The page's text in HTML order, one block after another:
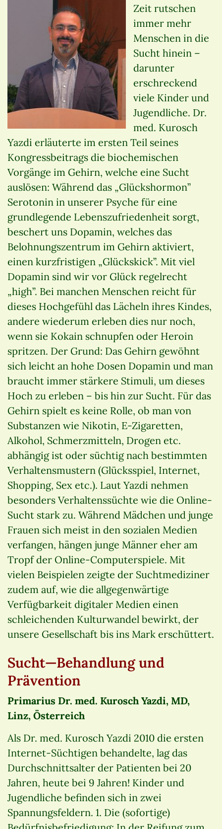
Zeit rutschen
immer mehr
Menschen in die
Sucht hinein –
darunter
erschreckend
viele Kinder und
Jugendliche. Dr.
med. Kurosch
Yazdi erläuterte im ersten Teil seines
Kongressbeitrags die biochemischen
Vorgänge im Gehirn, welche eine Sucht
auslösen: Während das „Glückshormon”
Serotonin in unserer Psyche für eine
grundlegende Lebenszufriedenheit sorgt,
beschert uns Dopamin, welches das
Belohnungszentrum im Gehirn aktiviert,
einen kurzfristigen „Glückskick”. Mit viel
Dopamin sind wir vor Glück regelrecht
„high”. Bei manchen Menschen reicht für
dieses Hochgefühl das Lächeln ihres Kindes,
andere wiederum erleben dies nur noch,
wenn sie Kokain schnupfen oder Heroin
spritzen. Der Grund: Das Gehirn gewöhnt
sich leicht an hohe Dosen Dopamin und man
braucht immer stärkere Stimuli, um dieses
Hoch zu erleben – bis hin zur Sucht. Für das
Gehirn spielt es keine Rolle, ob man von
Substanzen wie Nikotin, E-Zigaretten,
Alkohol, Schmerzmitteln, Drogen etc.
abhängig ist oder süchtig nach bestimmten
Verhaltensmustern (Glücksspiel, Internet,
Shopping, Sex etc.). Laut Yazdi nehmen
besonders Verhaltenssüchte wie die Online-
Sucht stark zu. Während Mädchen und junge
Frauen sich meist in den sozialen Medien
verfangen, hängen junge Männer eher am
Tropf der Online-Computerspiele. Mit
vielen Beispielen zeigte der Suchtmediziner
zudem auf, wie die allgegenwärtige
Verfügbarkeit digitaler Medien einen
schleichenden Kulturwandel bewirkt, der
unsere Gesellschaft bis ins Mark erschüttert.
Sucht—Behandlung und
Prävention
Primarius Dr. med. Kurosch Yazdi, MD,
Linz, Österreich
Als Dr. med. Kurosch Yazdi 2010 die ersten
Internet-Süchtigen behandelte, lag das
Durchschnittsalter der Patienten bei 20
Jahren, heute bei 9 Jahren! Kinder und
Jugendliche befinden sich in zwei
Spannungsfeldern. 1. Die (sofortige)